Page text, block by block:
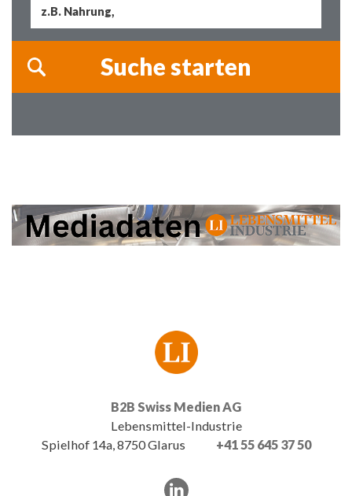
B2B Swiss Medien AG
Lebensmittel-Industrie
Spielhof 14a, 8750 Glarus
+41 55 645 37 50